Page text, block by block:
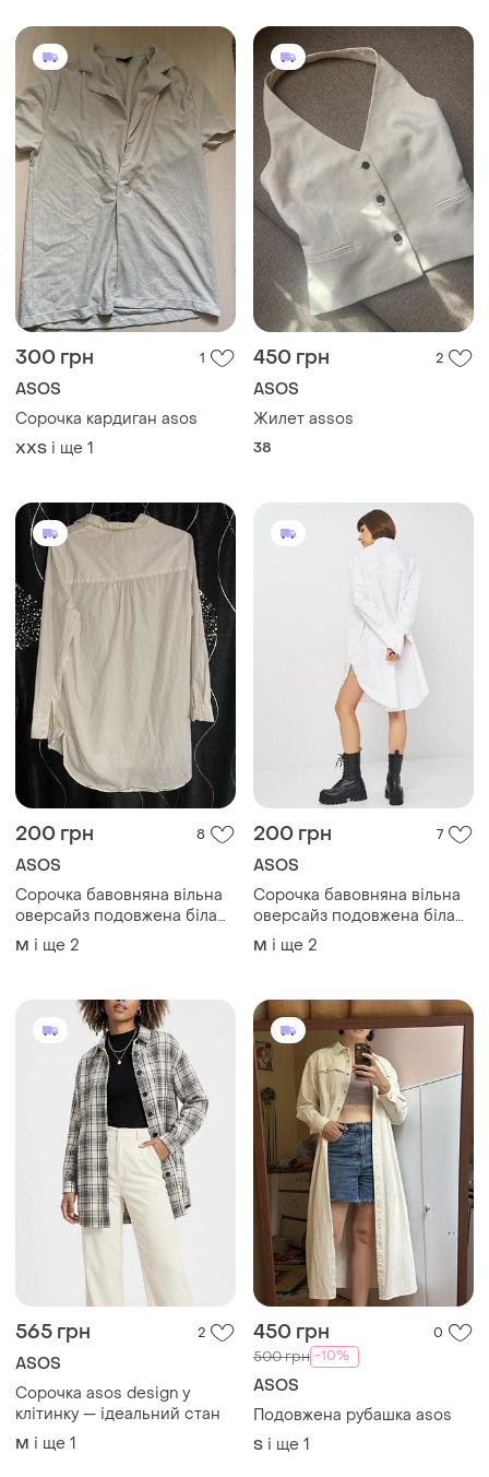
300 грн 1
ASOS
Сорочка кардиган asos
XХS і ще 1
450 грн 2
ASOS
Жилет assos
38
200 грн 8
ASOS
Сорочка бавовняна вільна
оверсайз подовжена біла
котон 100% базова
класична asos m/l
M і ще 2
200 грн 7
ASOS
Сорочка бавовняна вільна
оверсайз подовжена біла
котон 100% базова
класична asos m/l
M і ще 2
565 грн 2
ASOS
Сорочка asos design у
клітинку — ідеальний стан
M і ще 1
450 грн 0
500 грн -10%
ASOS
Подовжена рубашка asos
S і ще 1